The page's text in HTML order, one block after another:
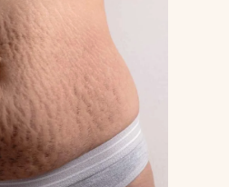
Résultat : le traitement
un risque de brûlure
idéale pour traiter les
ou le maillot, souvent